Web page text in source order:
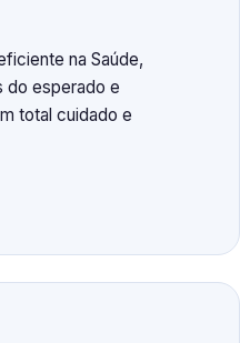
na Saúde,
do esperado e
total cuidado e